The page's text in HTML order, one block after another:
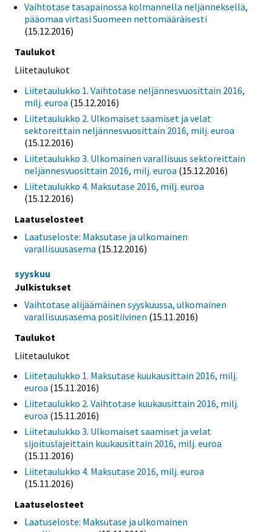
Vaihtotase tasapainossa kolmannella neljänneksellä,
pääomaa virtasi Suomeen nettomääräisesti
(15.12.2016)
Taulukot
Liitetaulukot
Liitetaulukko 1. Vaihtotase neljännesvuosittain 2016,
milj. euroa (15.12.2016)
Liitetaulukko 2. Ulkomaiset saamiset ja velat
sektoreittain neljännesvuosittain 2016, milj. euroa
(15.12.2016)
Liitetaulukko 3. Ulkomainen varallisuus sektoreittain
neljännesvuosittain 2016, milj. euroa (15.12.2016)
Liitetaulukko 4. Maksutase 2016, milj. euroa
(15.12.2016)
Laatuselosteet
Laatuseloste: Maksutase ja ulkomainen
varallisuusasema (15.12.2016)
syyskuu
Julkistukset
Vaihtotase alijäämäinen syyskuussa, ulkomainen
varallisuusasema positiivinen (15.11.2016)
Taulukot
Liitetaulukot
Liitetaulukko 1. Maksutase kuukausittain 2016, milj.
euroa (15.11.2016)
Liitetaulukko 2. Vaihtotase kuukausittain 2016, milj.
euroa (15.11.2016)
Liitetaulukko 3. Ulkomaiset saamiset ja velat
sijoituslajeittain kuukausittain 2016, milj. euroa
(15.11.2016)
Liitetaulukko 4. Maksutase 2016, milj. euroa
(15.11.2016)
Laatuselosteet
Laatuseloste: Maksutase ja ulkomainen